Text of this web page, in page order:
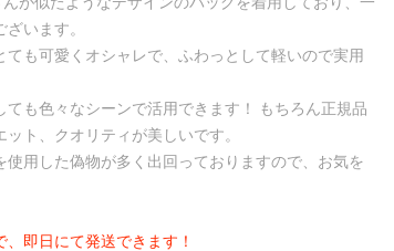
います。
ても可愛くオシャレで、ふわっとして軽いので実用
も色々なシーンで活用できます！ もちろん正規品
ト、クオリティが美しいです。
使用した偽物が多く出回っておりますので、お気を
即日にて発送できます！